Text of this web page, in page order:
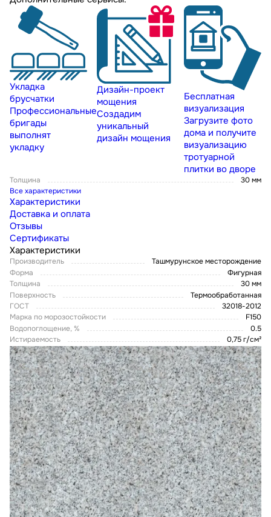
Укладка
брусчатки
Профессиональные
бригады
выполнят
укладку
Дизайн-проект
мощения
Создадим
уникальный
дизайн мощения
Бесплатная
визуализация
Загрузите фото
дома и получите
визуализацию
тротуарной
плитки во дворе
Толщина
30 мм
Все характеристики
Характеристики
Доставка и оплата
Отзывы
Сертификаты
Характеристики
Производитель
Ташмурунское месторождение
Форма
Фигурная
Толщина
30 мм
Поверхность
Термообработанная
ГОСТ
32018-2012
Марка по морозостойкости
F150
Водопоглощение, %
0.5
Истираемость
0,75 г/см²